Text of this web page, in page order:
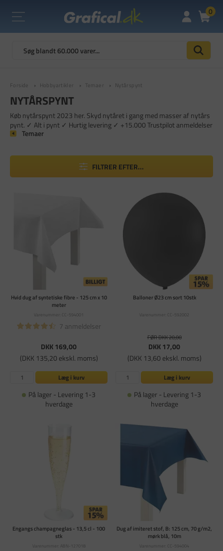
0
Forside Hobbyartikler Temaer Nytårspynt
NYTÅRSPYNT
Køb nytårspynt 2023 her. Skyd nytåret i gang med masser af nytårs
pynt. ✓ Alt i pynt ✓ Hurtig levering ✓ +15.000 Trustpilot anmeldelser
Temaer
FILTRER EFTER...
Hvid dug af syntetiske fibre - 125 cm x 10
meter
Varenummer: CC-594001
7 anmeldelser
DKK 169,00
(DKK 135,20 ekskl. moms)
Læg i kurv
På lager - Levering 1-3
hverdage
Balloner Ø23 cm sort 10stk
Varenummer: CC-592002
FØR DKK 20,00
DKK 17,00
(DKK 13,60 ekskl. moms)
Læg i kurv
På lager - Levering 1-3
hverdage
Engangs champagneglas - 13,5 cl - 100
stk
Varenummer: ABN-127018
Dug af imiteret stof, B: 125 cm, 70 g/m2,
mørk blå, 10m
Varenummer: CC-594004